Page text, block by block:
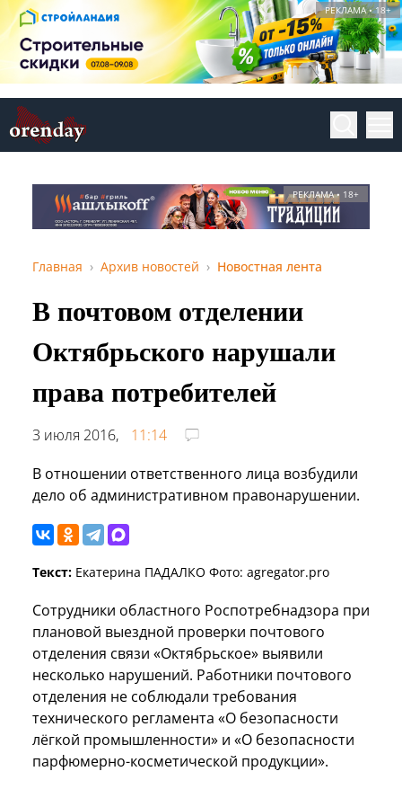
РЕКЛАМА • 18+
РЕКЛАМА • 18+
Главная Архив новостей Новостная лента
В почтовом отделении
Октябрьского нарушали
права потребителей
3 июля 2016,
11:14
В отношении ответственного лица возбудили
дело об административном правонарушении.
Текст: Екатерина ПАДАЛКО Фото: agregator.pro
Сотрудники областного Роспотребнадзора при
плановой выездной проверки почтового
отделения связи «Октябрьское» выявили
несколько нарушений. Работники почтового
отделения не соблюдали требования
технического регламента «О безопасности
лёгкой промышленности» и «О безопасности
парфюмерно-косметической продукции».